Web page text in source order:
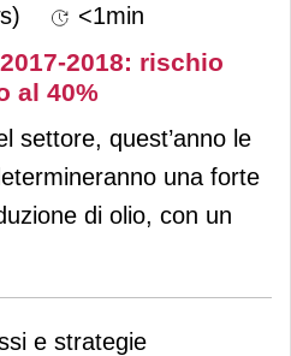
<1min
2018: rischio
al 40%
settore, quest’anno le
una forte
di olio, con un
e strategie